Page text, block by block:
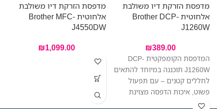
מדפסת הזרקת דיו משולבת
אלחוטית Brother DCP-
J1260W
₪389.00
המדפסת הקומפקטית DCP-
J1260W תוכננה במיוחד להתאים
לחללים קטנים – עם תפעול
פשוט, איכות הדפסה מצוינת
ומחיר משתלם. הדפיסו, סרקו
מדפסת הזרקת דיו משולבת
אלחוטית Brother MFC-
J4550DW
₪1,099.00